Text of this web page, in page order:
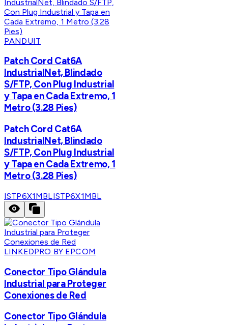
PANDUIT
Patch Cord Cat6A
IndustrialNet, Blindado
S/FTP, Con Plug Industrial
y Tapa en Cada Extremo, 1
Metro (3.28 Pies)
Patch Cord Cat6A
IndustrialNet, Blindado
S/FTP, Con Plug Industrial
y Tapa en Cada Extremo, 1
Metro (3.28 Pies)
ISTP6X1MBLISTP6X1MBL
LINKEDPRO BY EPCOM
Conector Tipo Glándula
Industrial para Proteger
Conexiones de Red
Conector Tipo Glándula